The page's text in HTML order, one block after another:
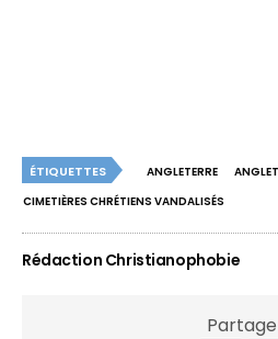
ÉTIQUETTES ANGLETERRE
CIMETIÈRES CHRÉTIENS VANDALISÉS
Rédaction Christianophobie